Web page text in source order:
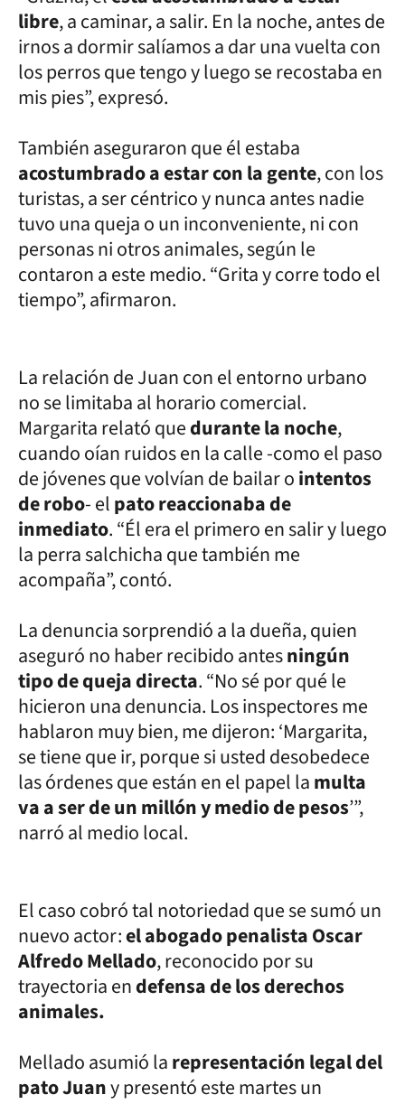
libre, a caminar, a salir. En la noche, antes de
irnos a dormir salíamos a dar una vuelta con
los perros que tengo y luego se recostaba en
mis pies”, expresó.
También aseguraron que él estaba
acostumbrado a estar con la gente, con los
turistas, a ser céntrico y nunca antes nadie
tuvo una queja o un inconveniente, ni con
personas ni otros animales, según le
contaron a este medio. “Grita y corre todo el
tiempo”, afirmaron.
La relación de Juan con el entorno urbano
no se limitaba al horario comercial.
Margarita relató quedurante la noche,
cuando oían ruidos en la calle -como el paso
de jóvenes que volvían de bailar ointentos
de robo- elpato reaccionaba de
inmediato. “Él era el primero en salir y luego
la perra salchicha que también me
acompaña”, contó.
La denuncia sorprendió a la dueña, quien
aseguró no haber recibido antesningún
tipo de queja directa. “No sé por qué le
hicieron una denuncia. Los inspectores me
hablaron muy bien, me dijeron: ‘Margarita,
se tiene que ir, porque si usted desobedece
las órdenes que están en el papel lamulta
va a ser de un millón y medio de pesos’”,
narró al medio local.
El caso cobró tal notoriedad que se sumó un
nuevo actor:el abogado penalista Oscar
Alfredo Mellado, reconocido por su
trayectoria endefensa de los derechos
animales.
Mellado asumió larepresentación legal del
pato Juany presentó este martes un